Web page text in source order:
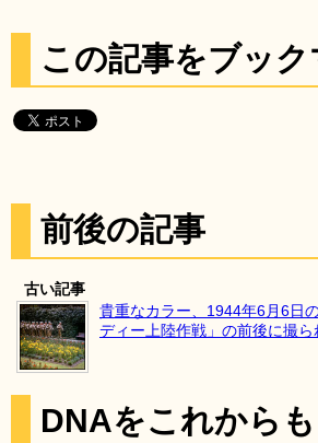
この記事をブッ
前後の記事
古い記事
貴重なカラー、1944年6月6日
ディー上陸作戦」の前後に撮ら
DNAをこれから